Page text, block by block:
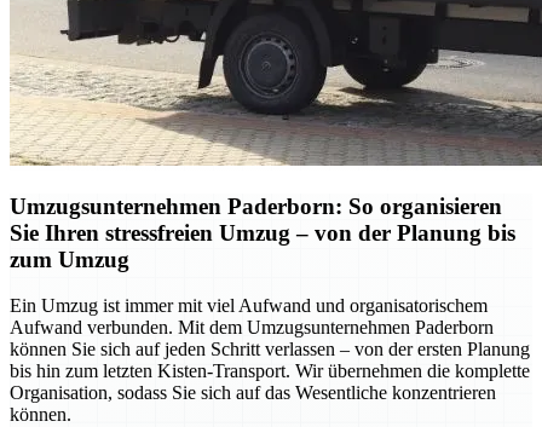
Umzugsunternehmen Paderborn: So organisieren
Sie Ihren stressfreien Umzug – von der Planung bis
zum Umzug
Ein Umzug ist immer mit viel Aufwand und organisatorischem
Aufwand verbunden. Mit dem Umzugsunternehmen Paderborn
können Sie sich auf jeden Schritt verlassen – von der ersten Planung
bis hin zum letzten Kisten-Transport. Wir übernehmen die komplette
Organisation, sodass Sie sich auf das Wesentliche konzentrieren
können.